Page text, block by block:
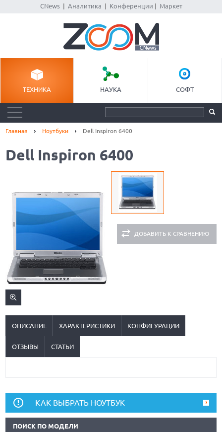
CNews| Аналитика Конференции Маркет
ТЕХНИКА НАУКА СОФТ
Главная Ноутбуки Dell Inspiron 6400
Dell Inspiron 6400
ДОБАВИТЬ К СРАВНЕНИЮ
ОПИСАНИЕ ХАРАКТЕРИСТИКИ КОНФИГУРАЦИИ
ОТЗЫВЫ СТАТЬИ
КАК ВЫБРАТЬ НОУТБУК
ПОИСК ПО МОДЕЛИ